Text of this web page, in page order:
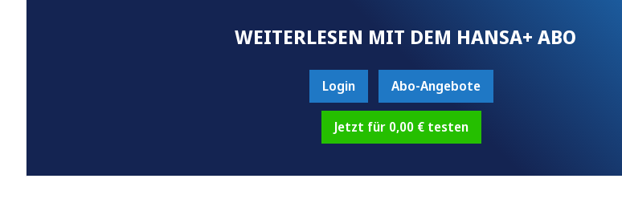
WEITERLESEN MIT DEM HANSA+ ABO
Login Abo-Angebote
Jetzt für 0,00 € testen